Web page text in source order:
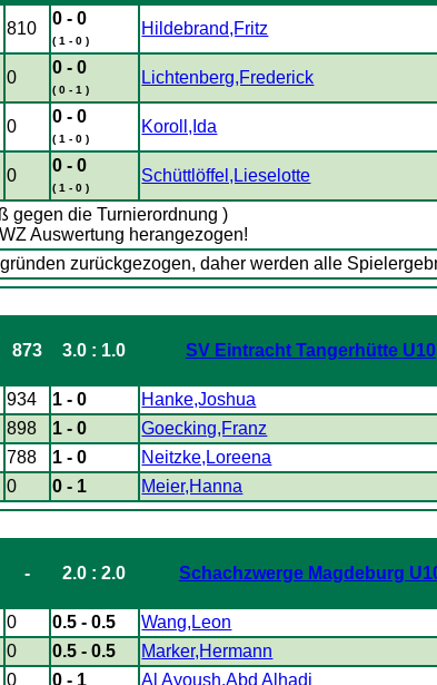
810
0 - 0
( 1 - 0 )
Hildebrand,Fritz
0
0 - 0
( 0 - 1 )
Lichtenberg,Frederick
0
0 - 0
( 1 - 0 )
Koroll,Ida
0
0 - 0
( 1 - 0 )
Schüttlöffel,Lieselotte
gegen die Turnierordnung )
Auswertung herangezogen!
zurückgezogen, daher werden alle
873 3.0 : 1.0 SV Eintracht Tangerhütte U10
934 1 - 0 Hanke,Joshua
898 1 - 0 Goecking,Franz
788 1 - 0 Neitzke,Loreena
0 0 - 1 Meier,Hanna
- 2.0 : 2.0 Schachzwerge Magdeburg
0 0.5 - 0.5 Wang,Leon
0 0.5 - 0.5 Marker,Hermann
0 0 - 1 Al Ayoush,Abd Alhadi